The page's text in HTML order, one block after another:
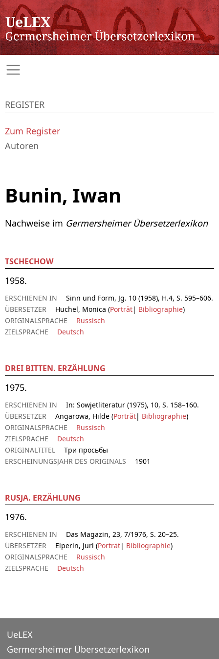
Bunin, Iwan
Nachweise im Germersheimer Übersetzerlexikon
TSCHECHOW
1958.
ERSCHIENEN IN
Sinn und Form, Jg. 10 (1958), H.4, S. 595–606.
ÜBERSETZER
Huchel, Monica (Porträt| Bibliographie)
ORIGINALSPRACHE
Russisch
ZIELSPRACHE
Deutsch
DREI BITTEN. ERZÄHLUNG
1975.
ERSCHIENEN IN
In: Sowjetliteratur (1975), 10, S. 158–160.
ÜBERSETZER
Angarowa, Hilde (Porträt| Bibliographie)
ORIGINALSPRACHE
Russisch
ZIELSPRACHE
Deutsch
ORIGINALTITEL
Три просьбы
ERSCHEINUNGSJAHR DES ORIGINALS
1901
RUSJA. ERZÄHLUNG
1976.
ERSCHIENEN IN
Das Magazin, 23, 7/1976, S. 20–25.
ÜBERSETZER
Elperin, Juri (Porträt| Bibliographie)
ORIGINALSPRACHE
Russisch
ZIELSPRACHE
Deutsch
REGISTER
Zum Register
Autoren
UeLEX
Germersheimer Übersetzerlexikon